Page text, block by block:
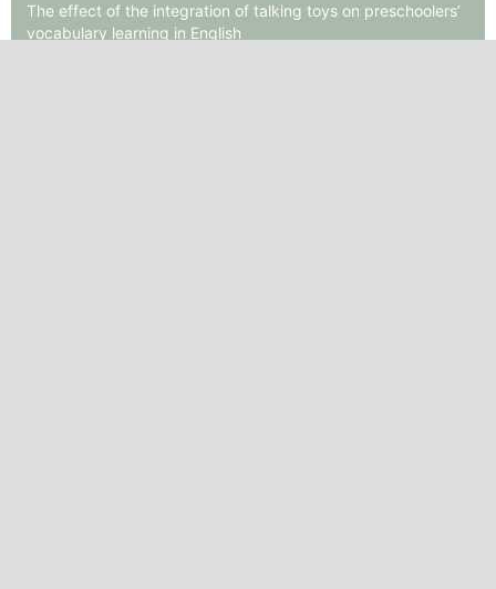
The effect of the integration of talking toys on preschoolers’
vocabulary learning in English